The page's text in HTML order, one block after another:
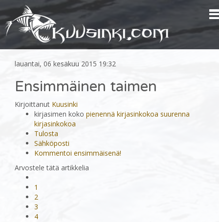
lauantai, 06 kesäkuu 2015 19:32
Ensimmäinen taimen
Kirjoittanut Kuusinki
kirjasimen koko pienennä kirjasinkokoa suurenna
kirjasinkokoa
Tulosta
Sähköposti
Kommentoi ensimmäisenä!
Arvostele tätä artikkelia
1
2
3
4